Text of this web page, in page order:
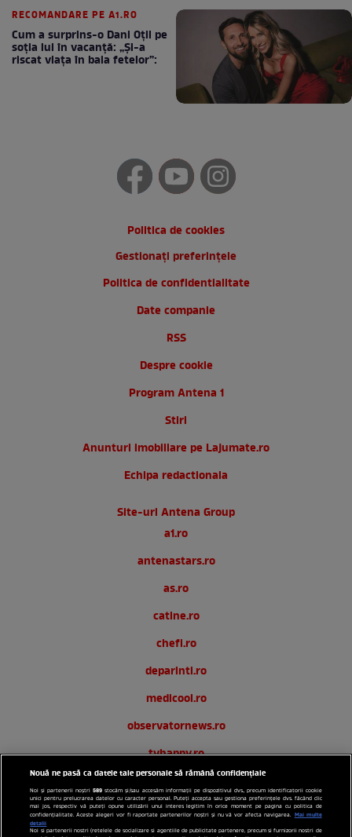
RECOMANDARE PE A1.RO
Cum a surprins-o Dani Oțil pe
soția lui în vacanță: „Și-a
riscat viața în baia fetelor”:
Politica de cookies
Gestionați preferințele
Politica de confidentialitate
Date companie
RSS
Despre cookie
Program Antena 1
Stiri
Anunturi imobiliare pe Lajumate.ro
Echipa redactionala
Site-uri Antena Group
a1.ro
antenastars.ro
as.ro
catine.ro
chefi.ro
deparinti.ro
medicool.ro
observatornews.ro
tvhappy.ro
useit.ro
zutv.ro
Nouă ne pasă ca datele tale personale să rămână confidențiale
Noi și partenerii noștri589 stocăm și/sau accesăm informații pe dispozitivul dvs., precum identificatorii cookie
unici pentru prelucrarea datelor cu caracter personal. Puteți accepta sau gestiona preferințele dvs. făcând clic
mai jos, respectiv vă puteți opune utilizării unui interes legitim în orice moment pe pagina cu politica de
confidențialitate. Aceste alegeri vor fi raportate partenerilor noștri și nu vă vor afecta navigarea. Mai multe
detalii
Noi si partenerii nostri (retelele de socializare si agentiile de publicitate partenere, precum si furnizorii nostri de